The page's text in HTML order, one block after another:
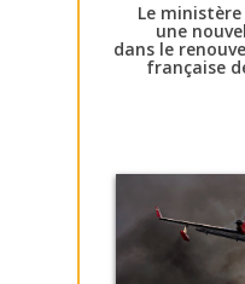
Le
une
dans le
française